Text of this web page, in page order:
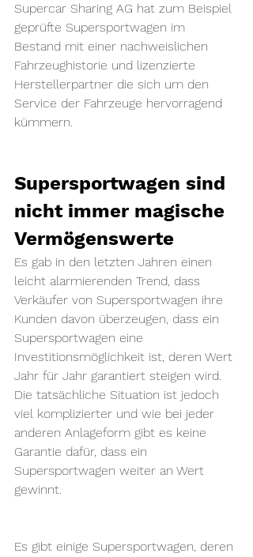
Supercar Sharing AG hat zum Beispiel
geprüfte Supersportwagen im
Bestand mit einer nachweislichen
Fahrzeughistorie und lizenzierte
Herstellerpartner die sich um den
Service der Fahrzeuge hervorragend
kümmern.
Supersportwagen sind
nicht immer magische
Vermögenswerte
Es gab in den letzten Jahren einen
leicht alarmierenden Trend, dass
Verkäufer von Supersportwagen ihre
Kunden davon überzeugen, dass ein
Supersportwagen eine
Investitionsmöglichkeit ist, deren Wert
Jahr für Jahr garantiert steigen wird.
Die tatsächliche Situation ist jedoch
viel komplizierter und wie bei jeder
anderen Anlageform gibt es keine
Garantie dafür, dass ein
Supersportwagen weiter an Wert
gewinnt.
Es gibt einige Supersportwagen, deren